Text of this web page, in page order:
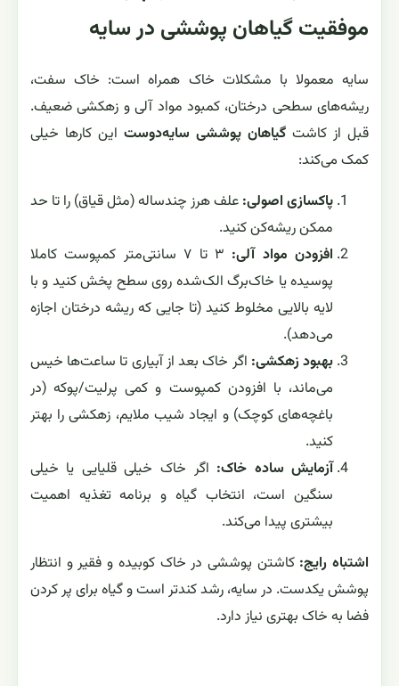
موفقیت گیاهان پوششی در سایه
سایه معمولا با مشکلات خاک همراه است: خاک سفت،
ریشه‌های سطحی درختان، کمبود مواد آلی و زهکشی ضعیف.
قبل از کاشت گیاهان پوششی سایه‌دوست این کارها خیلی
کمک می‌کند:
پاکسازی اصولی: علف هرز چندساله (مثل قیاق) را تا حد
ممکن ریشه‌کن کنید.
افزودن مواد آلی:
۳ تا ۷ سانتی‌متر کمپوست کاملا
پوسیده یا خاک‌برگ الک‌شده روی سطح پخش کنید و با
لایه بالایی مخلوط کنید (تا جایی که ریشه درختان اجازه
می‌دهد).
بهبود زهکشی: اگر خاک بعد از آبیاری تا ساعت‌ها خیس
می‌ماند، با افزودن کمپوست و کمی پرلیت/پوکه (در
باغچه‌های کوچک) و ایجاد شیب ملایم، زهکشی را بهتر
کنید.
آزمایش ساده خاک: اگر خاک خیلی قلیایی یا خیلی
سنگین است، انتخاب گیاه و برنامه تغذیه اهمیت
بیشتری پیدا می‌کند.
اشتباه رایج: کاشتن پوششی در خاک کوبیده و فقیر و انتظار
پوشش یکدست. در سایه، رشد کندتر است و گیاه برای پر کردن
فضا به خاک بهتری نیاز دارد.